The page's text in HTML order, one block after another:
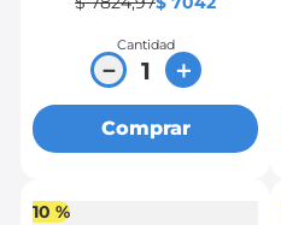
Cantidad
＋
－
Comprar
10 %